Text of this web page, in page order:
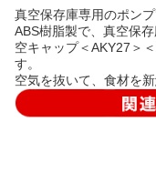
真空保存庫専用のポンプ
ABS樹脂製で、真空保
空キャップ＜AKY27＞
す。
空気を抜いて、食材を